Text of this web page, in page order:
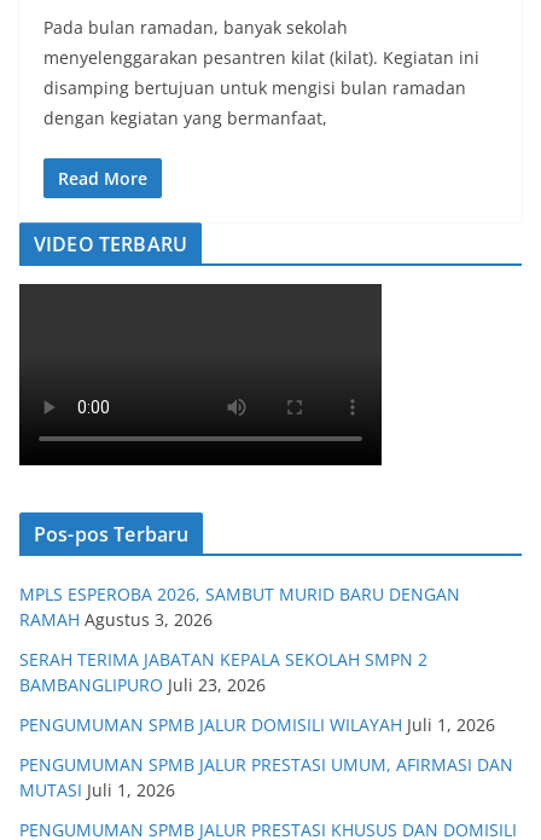
Pada bulan ramadan, banyak sekolah
menyelenggarakan pesantren kilat (kilat). Kegiatan ini
disamping bertujuan untuk mengisi bulan ramadan
dengan kegiatan yang bermanfaat,
Read More
VIDEO TERBARU
Pos-pos Terbaru
MPLS ESPEROBA 2026, SAMBUT MURID BARU DENGAN
RAMAH Agustus 3, 2026
SERAH TERIMA JABATAN KEPALA SEKOLAH SMPN 2
BAMBANGLIPURO Juli 23, 2026
PENGUMUMAN SPMB JALUR DOMISILI WILAYAH Juli 1, 2026
PENGUMUMAN SPMB JALUR PRESTASI UMUM, AFIRMASI DAN
MUTASI Juli 1, 2026
PENGUMUMAN SPMB JALUR PRESTASI KHUSUS DAN DOMISILI